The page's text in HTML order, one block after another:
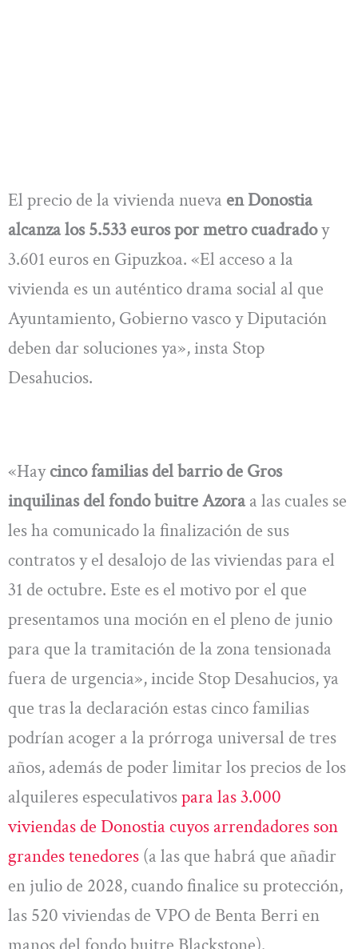
El precio de la vivienda nueva en Donostia
alcanza los 5.533 euros por metro cuadradoy
3.601 euros en Gipuzkoa. «El acceso a la
vivienda es un auténtico drama social al que
Ayuntamiento, Gobierno vasco y Diputación
deben dar soluciones ya», insta Stop
Desahucios.
«Haycinco familias del barrio de Gros
inquilinas del fondo buitre Azoraa las cuales se
les ha comunicado la finalización de sus
contratos y el desalojo de las viviendas para el
31 de octubre. Este es el motivo por el que
presentamos una moción en el pleno de junio
para que la tramitación de la zona tensionada
fuera de urgencia», incide Stop Desahucios, ya
que tras la declaración estas cinco familias
podrían acoger a la prórroga universal de tres
años, además de poder limitar los precios de los
alquileres especulativospara las 3.000
viviendas de Donostia cuyos arrendadores son
grandes tenedores (a las que habrá que añadir
en julio de 2028, cuando finalice su protección,
las 520 viviendas de VPO de Benta Berri en